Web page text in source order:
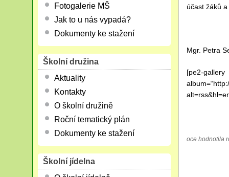
účast žáků
Mgr. Petra
[pe2-gallery
oce hodnotila
Fotogalerie MŠ
Jak to u nás vypadá?
Dokumenty ke stažení
Školní družina
Aktuality
Kontakty
O školní družině
Roční tematický plán
Dokumenty ke stažení
Školní jídelna